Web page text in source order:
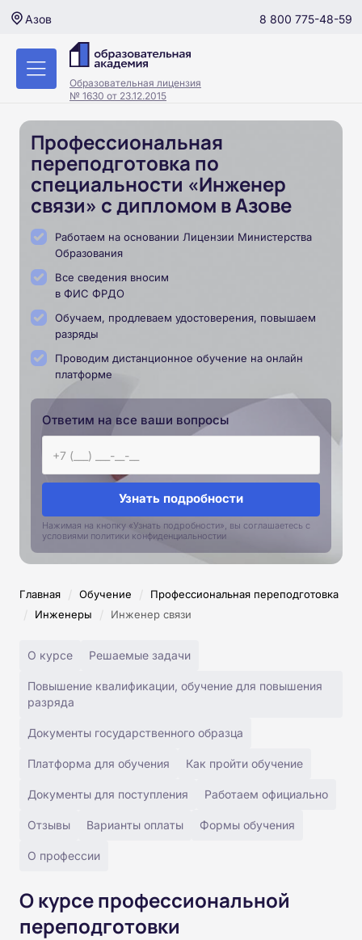
Азов 8 800 775-48-59
Образовательная лицензия
№ 1630 от 23.12.2015
Профессиональная
переподготовка по
специальности «Инженер
связи» с дипломом в Азове
Работаем на основании Лицензии Министерства
Образования
Все сведения вносим
в ФИС ФРДО
Обучаем, продлеваем удостоверения, повышаем
разряды
Проводим дистанционное обучение на онлайн
платформе
Ответим на все ваши вопросы
Узнать подробности
Нажимая на кнопку «Узнать подробности», вы соглашаетесь с
условиями политики конфиденциальностии
Главная / Обучение / Профессиональная переподготовка
/ Инженеры / Инженер связи
О курсе Решаемые задачи
Повышение квалификации, обучение для повышения
разряда
Документы государственного образца
Платформа для обучения Как пройти обучение
Документы для поступления Работаем официально
Отзывы Варианты оплаты Формы обучения
О профессии
О курсе профессиональной
переподготовки